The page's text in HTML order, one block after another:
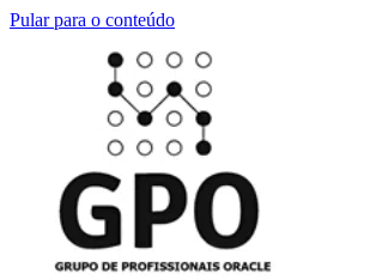
Pular para o conteúdo